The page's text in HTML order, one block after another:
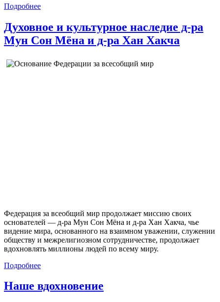
Подробнее
Духовное и культурное наследие д-ра
Мун Сон Мёна и д-ра Хан Хакча
Федерация за всеобщий мир продолжает миссию своих
основателей — д-ра Мун Сон Мёна и д-ра Хан Хакча, чье
видение мира, основанного на взаимном уважении, служении
обществу и межрелигиозном сотрудничестве, продолжает
вдохновлять миллионы людей по всему миру.
Подробнее
Наше вдохновение